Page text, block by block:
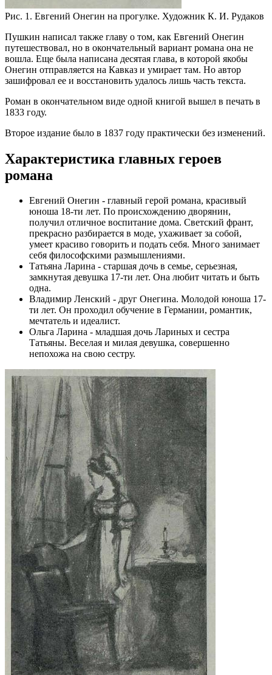
Рис. 1. Евгений Онегин на прогулке. Художник К. И. Рудаков
Пушкин написал также главу о том, как Евгений Онегин
путешествовал, но в окончательный вариант романа она не
вошла. Еще была написана десятая глава, в которой якобы
Онегин отправляется на Кавказ и умирает там. Но автор
зашифровал ее и восстановить удалось лишь часть текста.
Роман в окончательном виде одной книгой вышел в печать в
1833 году.
Второе издание было в 1837 году практически без изменений.
Характеристика главных героев
романа
Евгений Онегин - главный герой романа, красивый
юноша 18-ти лет. По происхождению дворянин,
получил отличное воспитание дома. Светский франт,
прекрасно разбирается в моде, ухаживает за собой,
умеет красиво говорить и подать себя. Много занимает
себя философскими размышлениями.
Татьяна Ларина - старшая дочь в семье, серьезная,
замкнутая девушка 17-ти лет. Она любит читать и быть
одна.
Владимир Ленский - друг Онегина. Молодой юноша 17-
ти лет. Он проходил обучение в Германии, романтик,
мечтатель и идеалист.
Ольга Ларина - младшая дочь Лариных и сестра
Татьяны. Веселая и милая девушка, совершенно
непохожа на свою сестру.